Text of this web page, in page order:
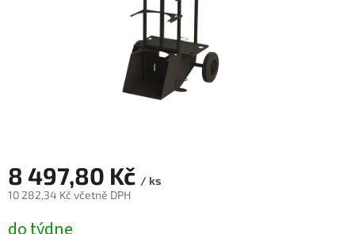
8 497,80 Kč / ks
10 282,34 Kč včetně DPH